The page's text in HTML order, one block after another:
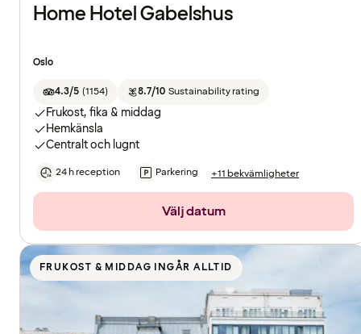
Home Hotel Gabelshus
Oslo
4.3/5 (1154) 8.7/10 Sustainability rating
Frukost, fika & middag
Hemkänsla
Centralt och lugnt
24 h reception Parkering +11 bekvämligheter
Välj datum
FRUKOST & MIDDAG INGÅR ALLTID